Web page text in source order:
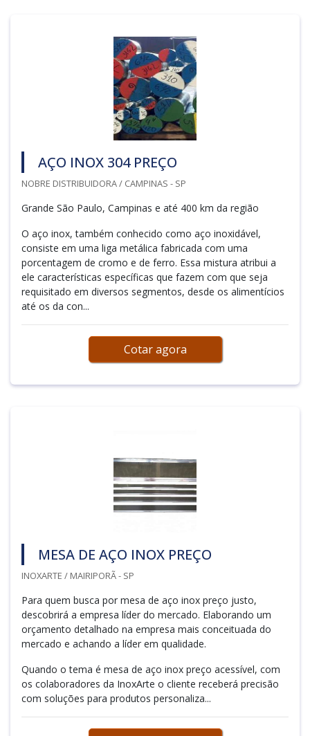
AÇO INOX 304 PREÇO
NOBRE DISTRIBUIDORA / CAMPINAS - SP
Grande São Paulo, Campinas e até 400 km da região
O aço inox, também conhecido como aço inoxidável,
consiste em uma liga metálica fabricada com uma
porcentagem de cromo e de ferro. Essa mistura atribui a
ele características específicas que fazem com que seja
requisitado em diversos segmentos, desde os alimentícios
até os da con...
Cotar agora
MESA DE AÇO INOX PREÇO
INOXARTE / MAIRIPORÃ - SP
Para quem busca por mesa de aço inox preço justo,
descobrirá a empresa líder do mercado. Elaborando um
orçamento detalhado na empresa mais conceituada do
mercado e achando a líder em qualidade.
Quando o tema é mesa de aço inox preço acessível, com
os colaboradores da InoxArte o cliente receberá precisão
com soluções para produtos personaliza...